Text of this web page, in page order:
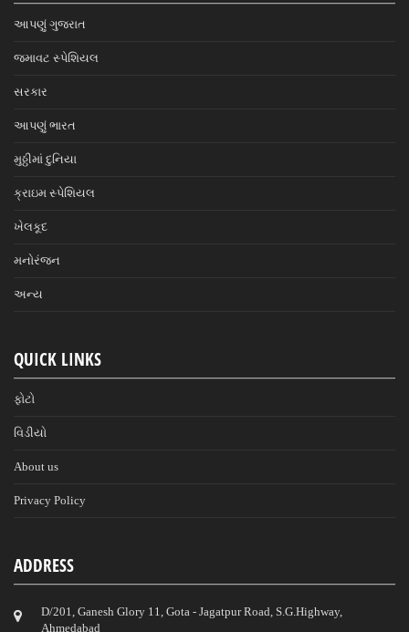
આપણું ગુજરાત
જમાવટ સ્પેશિયલ
સરકાર
આપણું ભારત
મુઠ્ઠીમાં દુનિયા
ક્રાઇમ સ્પેશિયલ
ખેલકૂદ
મનોરંજન
અન્ય
QUICK LINKS
ફોટો
વિડીયો
About us
Privacy Policy
ADDRESS
D/201, Ganesh Glory 11, Gota - Jagatpur Road, S.G.Highway,
Ahmedabad